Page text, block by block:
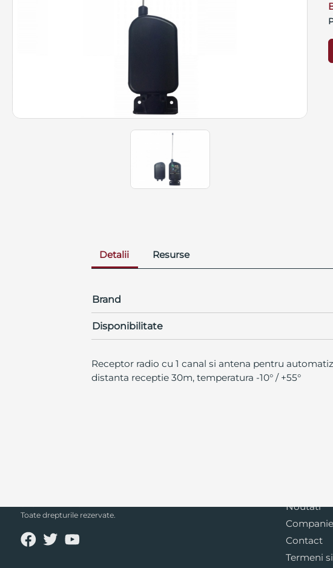
Detalii Resurse
Brand
Disponibilitate
Receptor radio cu 1 canal si antena pentru
distanta receptie 30m, temperatura -10° / +55°
Toate drepturile rezervate.
Noutati
Companie
Contact
Termeni